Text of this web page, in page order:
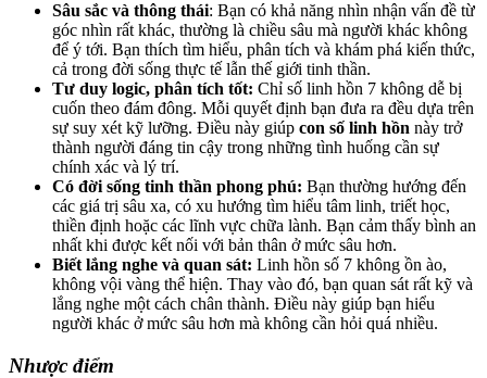
Sâu sắc và thông thái: Bạn có khả năng nhìn nhận vấn đề từ
góc nhìn rất khác, thường là chiều sâu mà người khác không
để ý tới. Bạn thích tìm hiểu, phân tích và khám phá kiến thức,
cả trong đời sống thực tế lẫn thế giới tinh thần.
Tư duy logic, phân tích tốt: Chỉ số linh hồn 7 không dễ bị
cuốn theo đám đông. Mỗi quyết định bạn đưa ra đều dựa trên
sự suy xét kỹ lưỡng. Điều này giúp con số linh hồn này trở
thành người đáng tin cậy trong những tình huống cần sự
chính xác và lý trí.
Có đời sống tinh thần phong phú: Bạn thường hướng đến
các giá trị sâu xa, có xu hướng tìm hiểu tâm linh, triết học,
thiền định hoặc các lĩnh vực chữa lành. Bạn cảm thấy bình an
nhất khi được kết nối với bản thân ở mức sâu hơn.
Biết lắng nghe và quan sát: Linh hồn số 7 không ồn ào,
không vội vàng thể hiện. Thay vào đó, bạn quan sát rất kỹ và
lắng nghe một cách chân thành. Điều này giúp bạn hiểu
người khác ở mức sâu hơn mà không cần hỏi quá nhiều.
Nhược điểm